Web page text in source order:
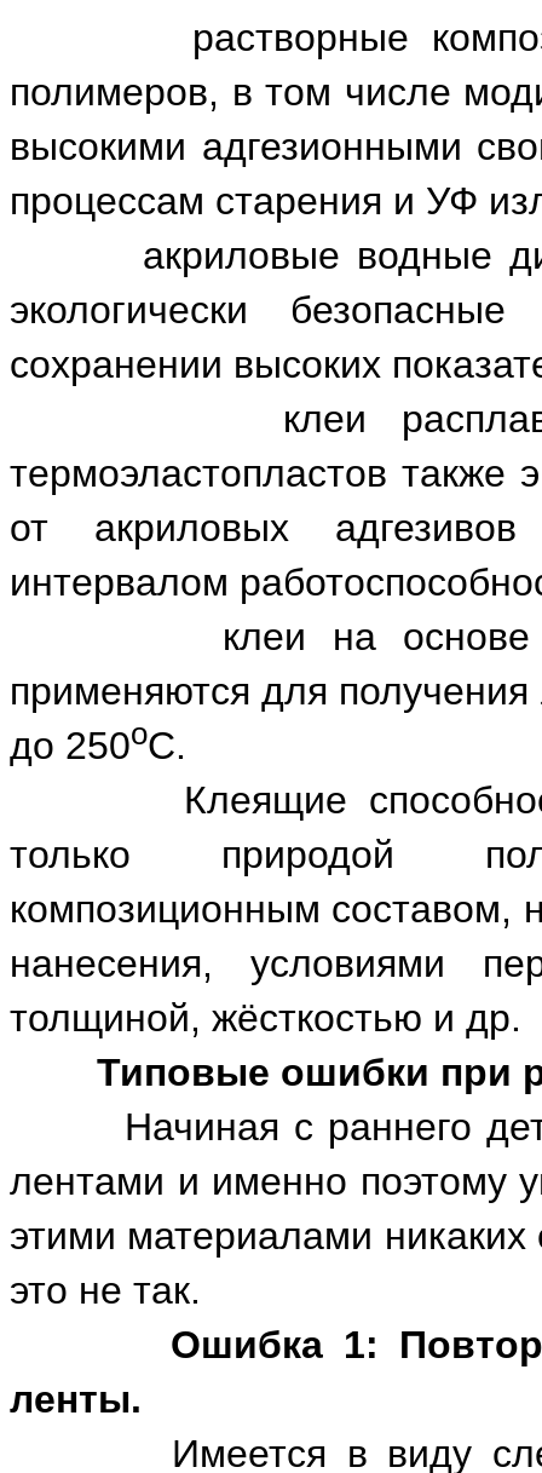
растворные
полимеров, в том числе
высокими адгезионными
процессам старения и УФ
акриловые водные
экологически
сохранении высоких
клеи расплавы на
термоэластопластов также
от акриловых
интервалом
клеи на основе
применяются для получения
до 250оС.
Клеящие способности
только природой
композиционным составом,
нанесения, условиями
толщиной, жёсткостью и др.
Типовые ошибки при
Начиная с раннего
лентами и именно поэтому
этими материалами
это не так.
Ошибка 1:
ленты.
Имеется в виду